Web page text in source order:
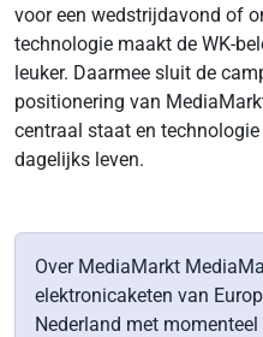
voor een wedstrijdavond of
technologie maakt de WK-
leuker. Daarmee sluit de
positionering van
centraal staat en
dagelijks leven.
Over MediaMarkt
elektronicaketen van
Nederland met